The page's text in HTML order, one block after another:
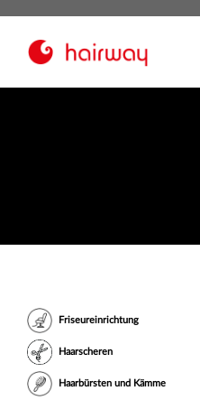
Friseureinrichtung
Haarscheren
Haarbürsten und Kämme